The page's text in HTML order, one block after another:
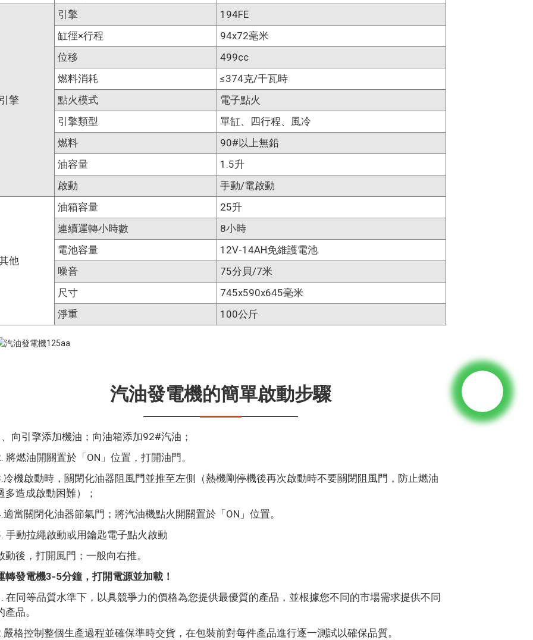
引擎
引擎
194FE
缸徑×行程
94x72毫米
位移
499cc
燃料消耗
≤374克/千瓦時
點火模式
電子點火
引擎類型
單缸、四行程、風冷
燃料
90#以上無鉛
油容量
1.5升
啟動
手動/電啟動
他
油箱容量
25升
連續運轉小時數
8小時
電池容量
12V-14AH免維護電池
噪音
75分貝/7米
尺寸
745x590x645毫米
淨重
100公斤
汽油發電機的簡單啟動步驟
向引擎添加機油；向油箱添加92#汽油；
將燃油開關置於「ON」位置，打開油門。
冷機啟動時，關閉化油器阻風門並推至左側（熱機剛停機後再次啟動時不要關閉阻風門，防止燃油
多造成啟動困難）；
適當關閉化油器節氣門；將汽油機點火開關置於「ON」位置。
手動拉繩啟動或用鑰匙電子點火啟動
動後，打開風門；一般向右推。
轉發電機3-5分鐘，打開電源並加載！
在同等品質水準下，以具競爭力的價格為您提供最優質的產品，並根據您不同的市場需求提供不同
產品。
嚴格控制整個生產過程並確保準時交貨，在包裝前對每件產品進行逐一測試以確保品質。